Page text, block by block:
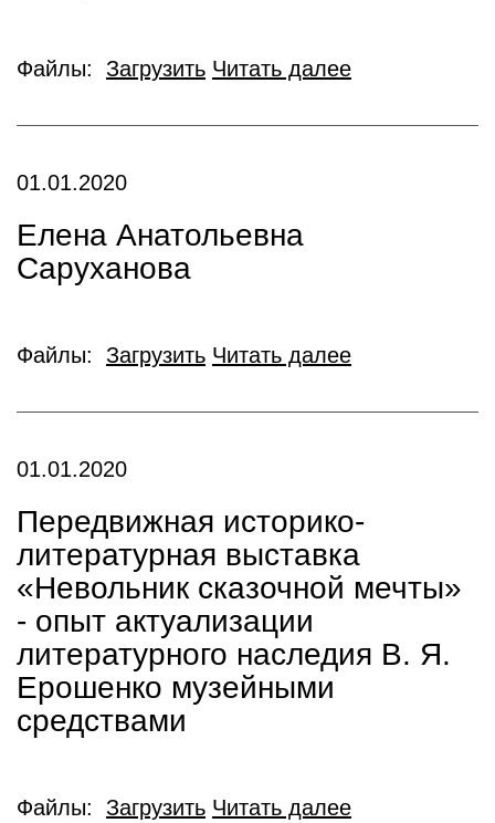
Файлы: Загрузить Читать далее
01.01.2020
Елена Анатольевна
Саруханова
Файлы: Загрузить Читать далее
01.01.2020
Передвижная историко-
литературная выставка
«Невольник сказочной мечты»
- опыт актуализации
литературного наследия В. Я.
Ерошенко музейными
средствами
Файлы: Загрузить Читать далее